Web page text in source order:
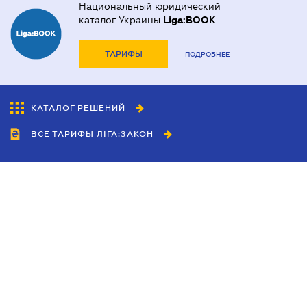
Национальный юридический
каталог Украины Liga:BOOK
ТАРИФЫ ПОДРОБНЕЕ
КАТАЛОГ РЕШЕНИЙ
ВСЕ ТАРИФЫ ЛІГА:ЗАКОН